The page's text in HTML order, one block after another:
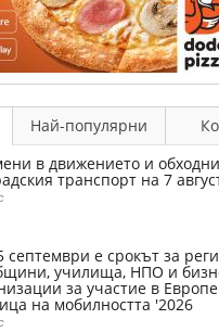
Най-популярни
в движението и
транспорт на 7
септември е срокът за
училища, НПО и
за участие в
на мобилността '2026